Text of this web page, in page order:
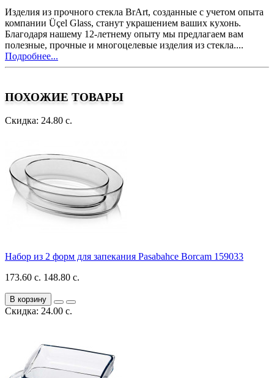
Изделия из прочного стекла BrArt, созданные с учетом опыта
компании Üçel Glass, станут украшением ваших кухонь.
Благодаря нашему 12-летнему опыту мы предлагаем вам
полезные, прочные и многоцелевые изделия из стекла....
Подробнее...
ПОХОЖИЕ ТОВАРЫ
Скидка: 24.80 с.
Набор из 2 форм для запекания Pasabahce Borcam 159033
173.60 с. 148.80 с.
В корзину
Скидка: 24.00 с.